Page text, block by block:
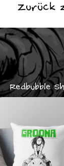
Zurück
Redbubble